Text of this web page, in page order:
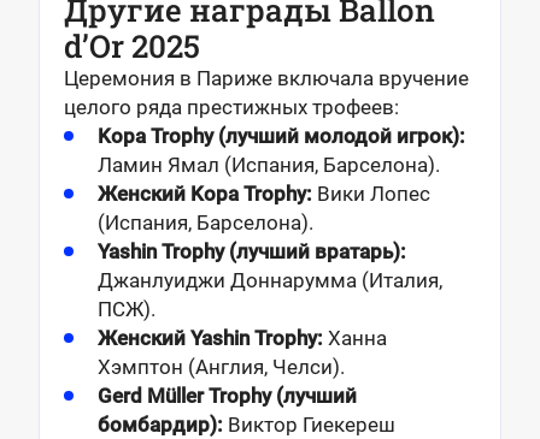
Другие награды Ballon
d’Or 2025
Церемония в Париже включала вручение
целого ряда престижных трофеев:
Kopa Trophy (лучший молодой игрок):
Ламин Ямал (Испания, Барселона).
Женский Kopa Trophy: Вики Лопес
(Испания, Барселона).
Yashin Trophy (лучший вратарь):
Джанлуиджи Доннарумма (Италия,
ПСЖ).
Женский Yashin Trophy: Ханна
Хэмптон (Англия, Челси).
Gerd Müller Trophy (лучший
бомбардир): Виктор Гиекереш